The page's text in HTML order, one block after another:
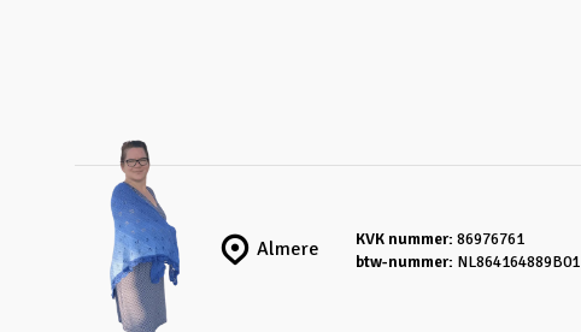
Almere KVK nummer: 86976761
btw-nummer: NL864164889B01